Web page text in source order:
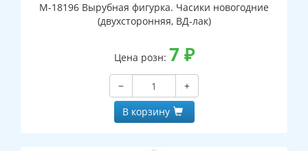
М-18196 Вырубная фигурка. Часики новогодние
(двухсторонняя, ВД-лак)
Цена розн: 7 ₽
−
+
В корзину